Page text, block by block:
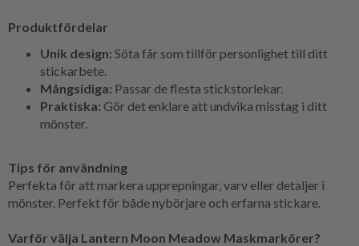
Produktfördelar
Unik design: Söta får som tillför personlighet till ditt
stickarbete.
Mångsidiga: Passar de flesta stickstorlekar.
Praktiska: Gör det enklare att undvika misstag i ditt
mönster.
Tips för användning
Perfekta för att markera upprepningar, varv eller detaljer i
mönster. Perfekt för både nybörjare och erfarna stickare.
Varför välja Lantern Moon Meadow Maskmarkörer?